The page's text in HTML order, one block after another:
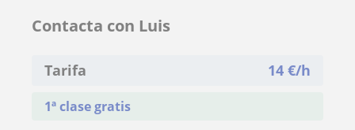
Contacta con Luis
Tarifa 14 €/h
1ª clase gratis